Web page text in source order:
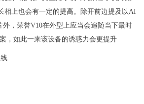
相上也会有一定的提高。除开前边提及以AI
外，荣誉V10在外型上应当会追随当下最时
，如此一来该设备的诱惑力会更提升